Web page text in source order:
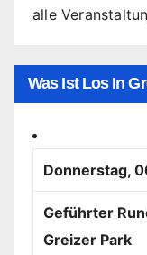
alle
Was Ist Los In
Donnerstag,
Geführter
Greizer Park